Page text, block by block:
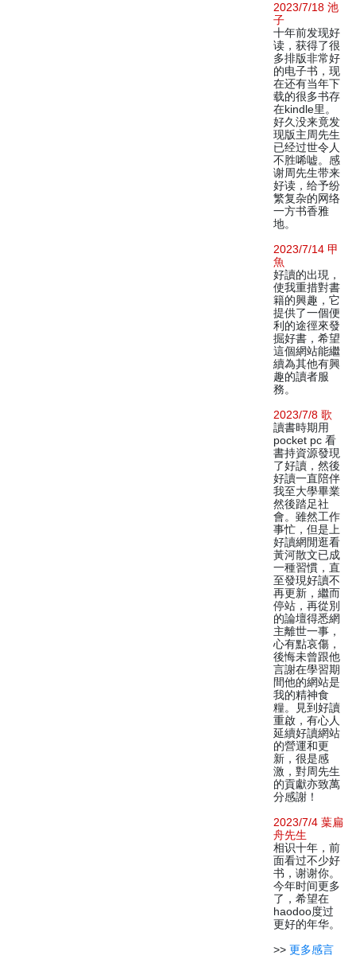
2023/7/18 池
子
十年前发现好
读，获得了很
多排版非常好
的电子书，现
在还有当年下
载的很多书存
在kindle里。
好久没来竟发
现版主周先生
已经过世令人
不胜唏嘘。感
谢周先生带来
好读，给予纷
繁复杂的网络
一方书香雅
地。
2023/7/14 甲
魚
好讀的出現，
使我重措對書
籍的興趣，它
提供了一個便
利的途徑來發
掘好書，希望
這個網站能繼
續為其他有興
趣的讀者服
務。
2023/7/8 歌
讀書時期用
pocket pc 看
書持資源發現
了好讀，然後
好讀一直陪伴
我至大學畢業
然後踏足社
會。雖然工作
事忙，但是上
好讀網閒逛看
黃河散文已成
一種習慣，直
至發現好讀不
再更新，繼而
停站，再從別
的論壇得悉網
主離世一事，
心有點哀傷，
後悔未曾跟他
言謝在學習期
間他的網站是
我的精神食
糧。見到好讀
重啟，有心人
延續好讀網站
的營運和更
新，很是感
激，對周先生
的貢獻亦致萬
分感謝！
2023/7/4 葉扁
舟先生
相识十年，前
面看过不少好
书，谢谢你。
今年时间更多
了，希望在
haodoo度过
更好的年华。
>> 更多感言